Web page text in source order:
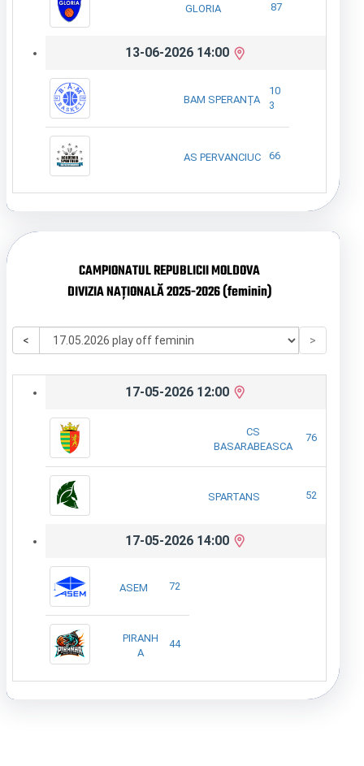
GLORIA 87
13-06-2026 14:00
BAM SPERANȚA
10
3
AS PERVANCIUC 66
CAMPIONATUL REPUBLICII MOLDOVA
DIVIZIA NAȚIONALĂ 2025-2026 (feminin)
< >
17-05-2026 12:00
CS
BASARABEASCA
76
SPARTANS 52
17-05-2026 14:00
ASEM 72
PIRANH
A
44